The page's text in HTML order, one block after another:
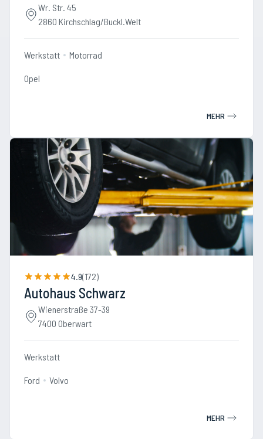
Wr. Str. 45
2860 Kirchschlag/Buckl.Welt
Werkstatt Motorrad
Opel
MEHR
4.9(172)
Autohaus Schwarz
Wienerstraße 37-39
7400 Oberwart
Werkstatt
Ford Volvo
MEHR